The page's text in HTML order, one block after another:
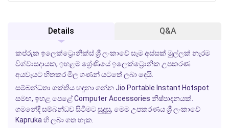
Details Q&A
කප්රුක ඉලෙක්ට්‍රොනික්ස් ශ්‍රී ලංකාවේ සෑම අස්සක් මුල්ලක් නෑරම
විශ්වාසදායක, ඉහළම ශ්‍රේණියේ ඉලෙක්ට්‍රොනික උපකරණ
අයවැයට හිතකර මිල ගණන් යටතේ ලබා දෙයි.
සම්බන්ධතා ශක්තිය හඳුනා ගන්නJio Portable Instant Hotspot
සමඟ, ඉහළ පෙළේComputer Accessories නිෂ්පාදනයක්.
ගමනේදී සම්බන්ධව සිටීමට සුදුසු, මෙම උපකරණය ශ්‍රී ලංකාවේ
Kapruka හි ලබා ගත හැක.